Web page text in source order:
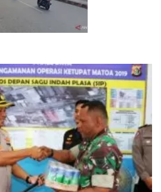
jelang Idul Fitri